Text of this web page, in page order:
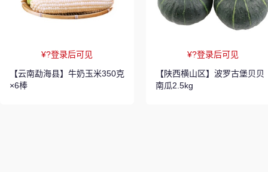
¥?登录后可见
【云南勐海县】牛奶玉米350克
×6棒
¥?登录后可见
【陕西横山区】波罗古堡贝贝
南瓜2.5kg